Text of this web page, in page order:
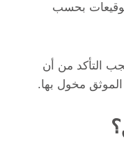
بحسب
التأكد من أن
مخول بها.